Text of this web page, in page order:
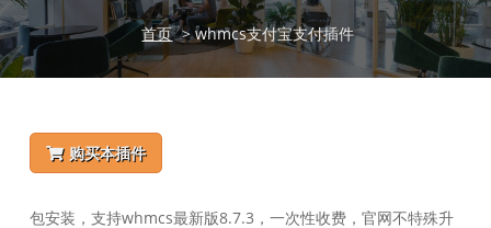
首页 > whmcs支付宝支付插件
购买本插件
包安装，支持whmcs最新版8.7.3，一次性收费，官网不特殊升